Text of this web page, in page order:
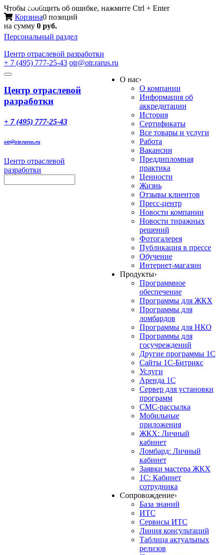
Чтобы сообщить об ошибке, нажмите Ctrl + Enter
Корзина0 позиций
на сумму 0 руб.
Персональный раздел
Центр отраслевой разработки
+ 7 (495) 777-25-43 otr@otr.rarus.ru
Toggle
Меню
Центр отраслевой
разработки
+ 7 (495) 777-25-43
otr@otr.rarus.ru
Центр отраслевой
разработки
О нас›
О компании
Информация об
аккредитации
История
Сертификаты
Все товары и услуги
Работа
Вакансии
Преддипломная
практика
Ценности
Жизнь
Отзывы клиентов
Пресс-центр
Новости компании
Новости тиражных
решений
Фотогалерея
Публикация в прессе
Обучение
Интернет-магазин
Продукты›
Программное
обеспечение
Программы для ЖКХ
Программы для
ломбардов
Программы для НКО
Программы для
госучреждений
Другие программы 1С
Сайты 1С-Битрикс
Услуги
Аренда 1С
Сервер для установки
программ
СМС-рассылка
Мобильные
приложения
ЖКХ: Личный
кабинет
Ломбард: Личный
кабинет
Заявки мастера ЖКХ
1С: Кабинет
сотрудника
Сопровождение›
База знаний
ИТС
Сервисы ИТС
Линия консультаций
Таблица актуальных
релизов